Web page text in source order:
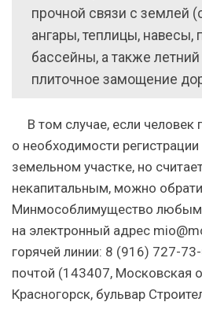
прочной связи с землей
ангары, теплицы, навесы,
бассейны, а также летний
плиточное замощение
В том случае, если человек
о необходимости регистрации
земельном участке, но
некапитальным, можно
Минмособлимущество
на электронный адрес
горячей линии: 8 (916) 727-
почтой (143407, Московская
Красногорск, бульвар